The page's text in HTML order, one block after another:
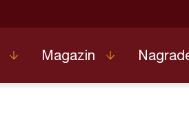
Magazin